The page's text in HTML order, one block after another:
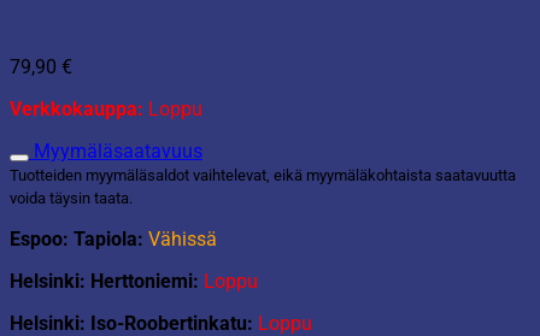
79,90 €
Verkkokauppa: Loppu
Myymäläsaatavuus
Tuotteiden myymäläsaldot vaihtelevat, eikä myymäläkohtaista saatavuutta
voida täysin taata.
Espoo: Tapiola: Vähissä
Helsinki: Herttoniemi: Loppu
Helsinki: Iso-Roobertinkatu: Loppu